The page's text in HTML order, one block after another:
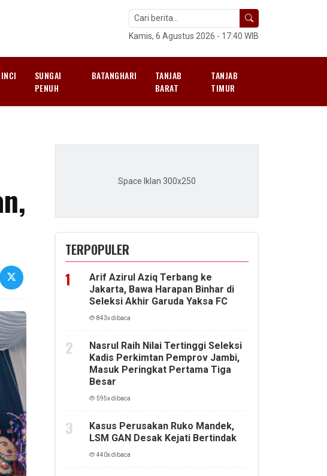
Kamis, 6 Agustus 2026 - 17:40 WIB
SUNGAI
PENUH
BATANGHARI
TANJAB
BARAT
TANJAB
TIMUR
Space Iklan 300x250
TERPOPULER
Arif Azirul Aziq Terbang ke
Jakarta, Bawa Harapan Binhar di
Seleksi Akhir Garuda Yaksa FC
843x dibaca
Nasrul Raih Nilai Tertinggi Seleksi
Kadis Perkimtan Pemprov Jambi,
Masuk Peringkat Pertama Tiga
Besar
595x dibaca
Kasus Perusakan Ruko Mandek,
LSM GAN Desak Kejati Bertindak
440x dibaca